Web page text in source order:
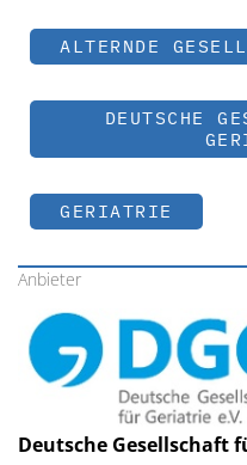
ALTERNDE
DEUTSCHE
GERIATRIE
Anbieter
Deutsche Gesellschaft